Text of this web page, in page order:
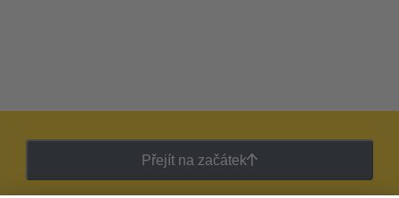
Přejít na začátek